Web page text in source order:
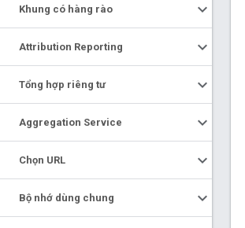
Khung có hàng rào
Attribution Reporting
Tổng hợp riêng tư
Aggregation Service
Chọn URL
Bộ nhớ dùng chung